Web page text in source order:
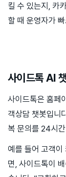
킬 수 있는지, 카
할 때 운영자가
사이드톡 AI
사이드톡은 홈페
객상담 챗봇입니
복 문의를 24시
예를 들어 고객이
면, 사이드톡이